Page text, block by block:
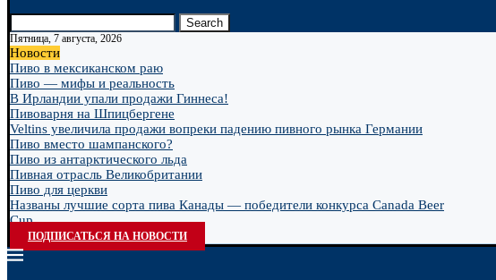
Search
Пятница, 7 августа, 2026
Новости
Пиво в мексиканском раю
Пиво — мифы и реальность
В Ирландии упали продажи Гиннеса!
Пивоварня на Шпицбергене
Veltins увеличила продажи вопреки падению пивного рынка Германии
Пиво вместо шампанского?
Пиво из антарктического льда
Пивная отрасль Великобритании
Пиво для церкви
Названы лучшие сорта пива Канады — победители конкурса Canada Beer
Cup...
ПОДПИСАТЬСЯ НА НОВОСТИ